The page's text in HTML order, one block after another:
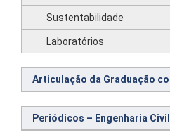
Sustentabilidade
Laboratórios
Articulação da Graduação
Periódicos – Engenharia Civil